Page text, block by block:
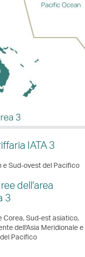
IATA 3
e Sud-ovest del Pacifico
dell'area
3
Corea, Sud-est asiatico,
dell'Asia Meridionale e
Pacifico